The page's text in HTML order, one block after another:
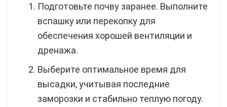
Подготовьте почву заранее. Выполните
вспашку или перекопку для
обеспечения хорошей вентиляции и
дренажа.
Выберите оптимальное время для
высадки, учитывая последние
заморозки и стабильно теплую погоду.